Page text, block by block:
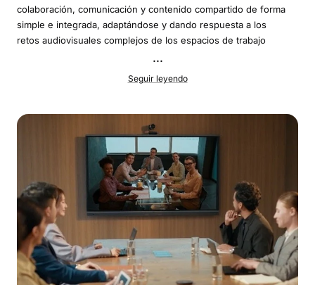
colaboración, comunicación y contenido compartido de forma
simple e integrada, adaptándose y dando respuesta a los
retos audiovisuales complejos de los espacios de trabajo
...
Seguir leyendo